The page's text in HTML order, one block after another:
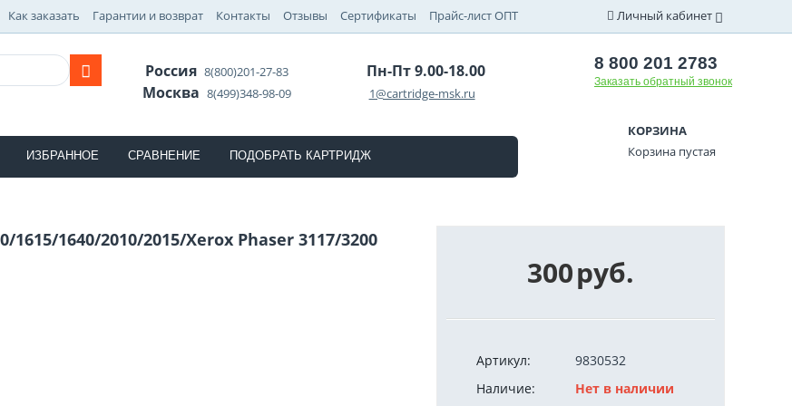
Как заказать Гарантии и возврат Контакты Отзывы Сертификаты Прайс-лист ОПТ Личный кабинет
Россия8(800)201-27-83
Москва8(499)348-98-09
Пн-Пт 9.00-18.00
1@cartridge-msk.ru
8 800 201 2783
Заказать обратный звонок
ИЗБРАННОЕ СРАВНЕНИЕ ПОДОБРАТЬ КАРТРИДЖ
КОРЗИНА
Корзина пустая
1615/1640/2010/2015/Xerox Phaser 3117/3200
300руб.
Артикул:
9830532
Наличие:
Нет в наличии